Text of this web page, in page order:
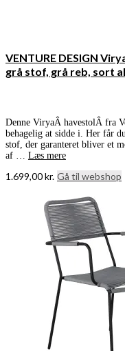
VENTURE DESIGN
grå stof, grå reb, sort
Denne ViryaÂ havestolÂ fra
behagelig at sidde i. Her får
stof, der garanteret bliver et
af … Læs mere
1.699,00kr. Gå til webshop